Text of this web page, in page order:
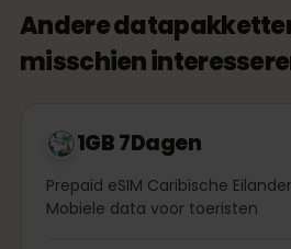
Andere
misschien
1GB 7Dagen
Prepaid eSIM Caribische
Mobiele data voor toeristen